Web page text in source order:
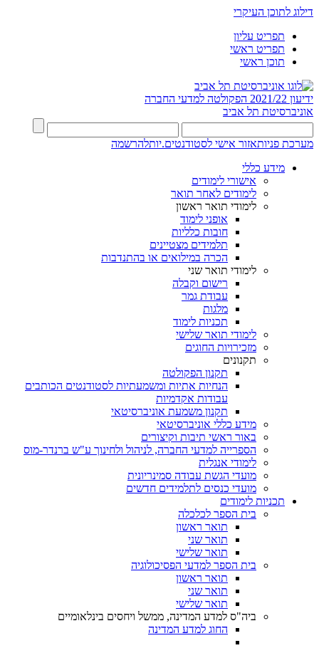
דילוג לתוכן העיקרי
תפריט עליון
תפריט ראשי
תוכן ראשי
ידיעון 2021/22
הפקולטה למדעי החברה
אוניברסיטת תל אביב
מערכת פניותאזור אישי לסטודנטים.יותלהרשמה
מידע כללי
אישורי לימודים
לימודים לאחר תואר
לימודי תואר ראשון
אופני לימוד
חובות כלליות
תלמידים מצטיינים
הכרה במילואים או בהתנדבות
לימודי תואר שני
רישום וקבלה
עבודת גמר
מלגות
תכניות לימוד
לימודי תואר שלישי
מזכירויות החוגים
תקנונים
תקנון הפקולטה
הנחיות אתיות ומשמעתיות לסטודנטים הכותבים
עבודות אקדמיות
תקנון משמעת אוניברסיטאי
מידע כללי אוניברסיטאי
באור ראשי תיבות וקיצורים
הספרייה למדעי החברה, לניהול ולחינוך ע"ש ברנדר-מוס
לימודי אנגלית
מועדי הגשת עבודה סמינריונית
מועדי כנסים לתלמידים חדשים
תכניות לימודים
בית הספר לכלכלה
תואר ראשון
תואר שני
תואר שלישי
בית הספר למדעי הפסיכולוגיה
תואר ראשון
תואר שני
תואר שלישי
ביה"ס למדע המדינה, ממשל ויחסים בינלאומיים
החוג למדע המדינה